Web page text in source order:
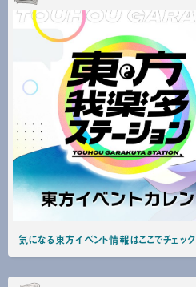
気になる東方イベント情報はここでチェ